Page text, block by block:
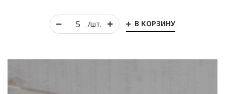
/шт. В КОРЗИНУ